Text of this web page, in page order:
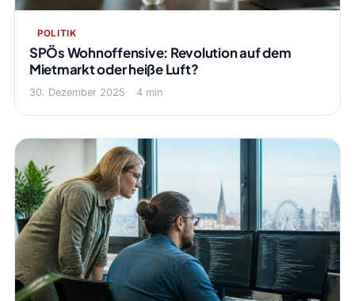
POLITIK
SPÖs Wohnoffensive: Revolution auf dem
Mietmarkt oder heiße Luft?
30. Dezember 2025 4 min